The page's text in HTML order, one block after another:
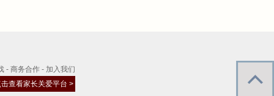
- 商务合作 - 加入我们
击查看家长关爱平台 >